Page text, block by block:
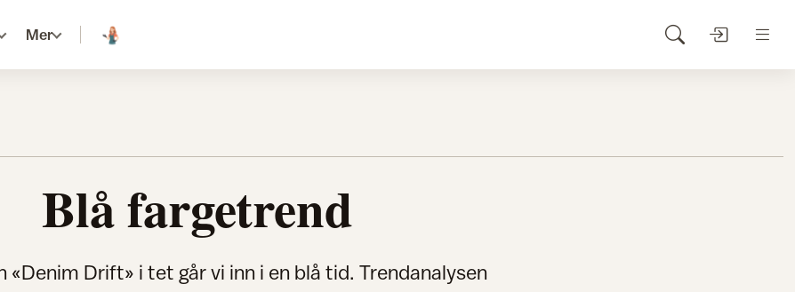
Mer
Blå fargetrend
«Denim Drift» i tet går vi inn i en blå tid. Trendanalysen